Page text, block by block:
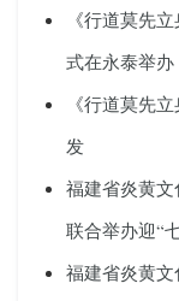
《行道莫先
式在永泰举办
《行道莫先
发
福建省炎黄
联合举办迎“
福建省炎黄